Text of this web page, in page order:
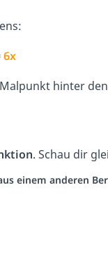
6x
hinter den
. Schau dir
einem anderen